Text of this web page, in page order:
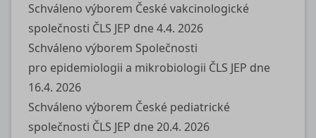
Schváleno výborem České vakcinologické
společnosti ČLS JEP dne 4.4. 2026
Schváleno výborem Společnosti
pro epidemiologii a mikrobiologii ČLS JEP dne
16.4. 2026
Schváleno výborem České pediatrické
společnosti ČLS JEP dne 20.4. 2026